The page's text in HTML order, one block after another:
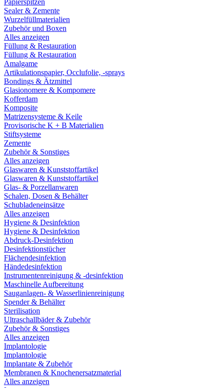
Papierspitzen
Sealer & Zemente
Wurzelfüllmaterialien
Zubehör und Boxen
Alles anzeigen
Füllung & Restauration
Füllung & Restauration
Amalgame
Artikulationspapier, Occlufolie, -sprays
Bondings & Ätzmittel
Glasionomere & Kompomere
Kofferdam
Komposite
Matrizensysteme & Keile
Provisorische K + B Materialien
Stiftsysteme
Zemente
Zubehör & Sonstiges
Alles anzeigen
Glaswaren & Kunststoffartikel
Glaswaren & Kunststoffartikel
Glas- & Porzellanwaren
Schalen, Dosen & Behälter
Schubladeneinsätze
Alles anzeigen
Hygiene & Desinfektion
Hygiene & Desinfektion
Abdruck-Desinfektion
Desinfektionstücher
Flächendesinfektion
Händedesinfektion
Instrumentenreinigung & -desinfektion
Maschinelle Aufbereitung
Sauganlagen- & Wasserlinienreinigung
Spender & Behälter
Sterilisation
Ultraschallbäder & Zubehör
Zubehör & Sonstiges
Alles anzeigen
Implantologie
Implantologie
Implantate & Zubehör
Membranen & Knochenersatzmaterial
Alles anzeigen